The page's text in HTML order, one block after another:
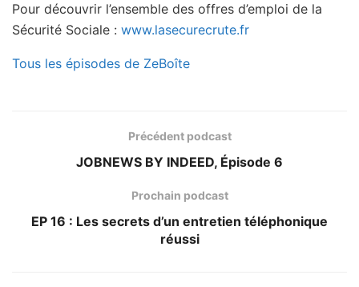
Pour découvrir l’ensemble des offres d’emploi de la
Sécurité Sociale : www.lasecurecrute.fr
Tous les épisodes de ZeBoîte
Précédent podcast
JOBNEWS BY INDEED, Épisode 6
Prochain podcast
EP 16 : Les secrets d’un entretien téléphonique
réussi